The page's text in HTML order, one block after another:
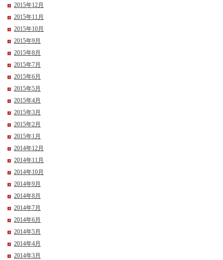
2015年12月
2015年11月
2015年10月
2015年9月
2015年8月
2015年7月
2015年6月
2015年5月
2015年4月
2015年3月
2015年2月
2015年1月
2014年12月
2014年11月
2014年10月
2014年9月
2014年8月
2014年7月
2014年6月
2014年5月
2014年4月
2014年3月